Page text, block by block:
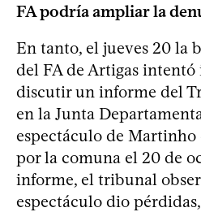
FA podría ampliar la
En tanto, el jueves 20 la
del FA de Artigas
discutir un informe del
en la Junta
espectáculo de Martinho
por la comuna el 20 de
informe, el tribunal
espectáculo dio